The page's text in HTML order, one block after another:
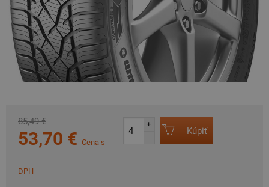
85,49 €
53,70 € Cena s
DPH
+
–
Kúpiť